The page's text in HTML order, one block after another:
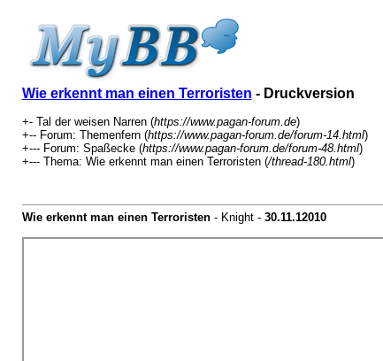
Wie erkennt man einen Terroristen - Druckversion
+- Tal der weisen Narren (https://www.pagan-forum.de)
+-- Forum: Themenfern (https://www.pagan-forum.de/forum-14.html)
+--- Forum: Spaßecke (https://www.pagan-forum.de/forum-48.html)
+--- Thema: Wie erkennt man einen Terroristen (/thread-180.html)
Wie erkennt man einen Terroristen- Knight - 30.11.12010